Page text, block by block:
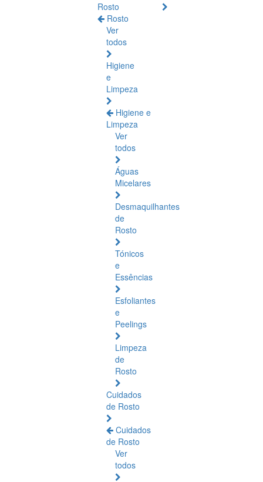
Rosto
Rosto
Ver
todos
Higiene
e
Limpeza
Higiene e
Limpeza
Ver
todos
Águas
Micelares
Desmaquilhantes
de
Rosto
Tónicos
e
Essências
Esfoliantes
e
Peelings
Limpeza
de
Rosto
Cuidados
de Rosto
Cuidados
de Rosto
Ver
todos